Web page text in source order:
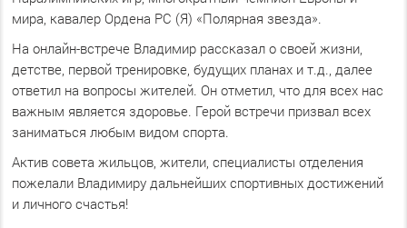
мира, кавалер Ордена РС (Я) «Полярная звезда».
На онлайн-встрече Владимир рассказал о своей жизни,
детстве, первой тренировке, будущих планах и т.д., далее
ответил на вопросы жителей. Он отметил, что для всех нас
важным является здоровье. Герой встречи призвал всех
заниматься любым видом спорта.
Актив совета жильцов, жители, специалисты отделения
пожелали Владимиру дальнейших спортивных достижений
и личного счастья!